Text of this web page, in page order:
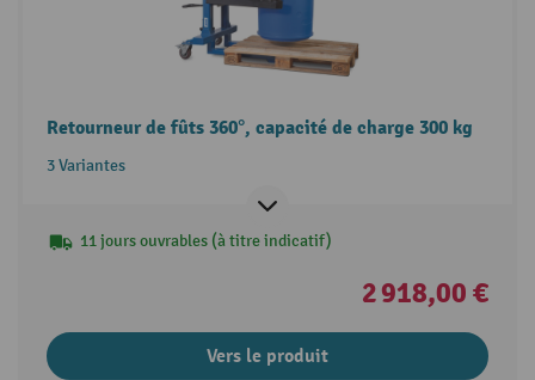
Retourneur de fûts 360°, capacité de charge 300 kg
3 Variantes
11 jours ouvrables (à titre indicatif)
2 918,00 €
Vers le produit